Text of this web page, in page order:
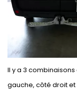
Il y a 3
gauche, côté droit